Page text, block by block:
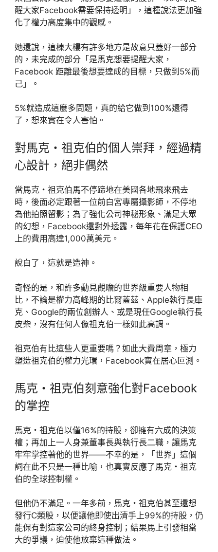
醒大家Facebook需要保持透明」，這種說法更加強
化了權力高度集中的觀感。
她還說，這棟大樓有許多地方是故意只蓋好一部分
的，未完成的部分「是馬克想要提醒大家，
Facebook 距離最後想要達成的目標，只做到5%而
己」。
5%就造成這麼多問題，真的給它做到100%還得
了，想來實在令人害怕。
對馬克・祖克伯的個人崇拜，經過精
心設計，絕非偶然
當馬克・祖克伯馬不停蹄地在美國各地飛來飛去
時，後面必定跟著一位前白宮專屬攝影師，不停地
為他拍照留影；為了強化公司神秘形象、滿足大眾
的幻想，Facebook還對外透露，每年花在保護CEO
上的費用高達1,000萬美元。
說白了，這就是造神。
奇怪的是，和許多動見觀瞻的世界級重要人物相
比，不論是權力高峰期的比爾蓋茲、Apple執行長庫
克、Google的兩位創辦人、或是現任Google執行長
皮柴，沒有任何人像祖克伯一樣如此高調。
祖克伯有比這些人更重要嗎？如此大費周章，極力
塑造祖克伯的權力光環，Facebook實在居心叵測。
馬克・祖克伯刻意強化對Facebook
的掌控
馬克・祖克伯以僅16%的持股，卻擁有六成的決策
權；再加上一人身兼董事長與執行長二職，讓馬克
牢牢掌控著他的世界——不幸的是，「世界」這個
詞在此不只是一種比喻，也真實反應了馬克・祖克
伯的全球控制權。
但他仍不滿足。一年多前，馬克・祖克伯甚至還想
發行C類股，以便讓他即使出清手上99%的持股，仍
能保有對這家公司的終身控制；結果馬上引發相當
大的爭議，迫使他放棄這種做法。